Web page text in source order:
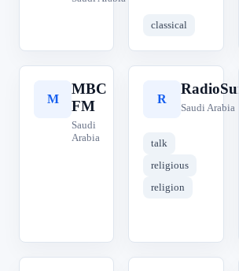
classical
M
MBC
FM
Saudi
Arabia
R
Saudi Arabia
talk
religious
religion